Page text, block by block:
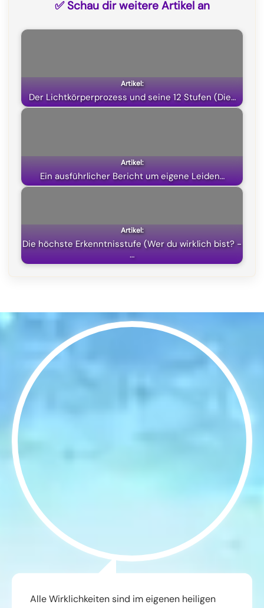
o
k
a
m
p
p
t
e
✅ Schau dir weitere Artikel an
Der Lichtkörperprozess und seine 12 Stufen (Die…
Ein ausführlicher Bericht um eigene Leiden…
Die höchste Erkenntnisstufe (Wer du wirklich bist? -
…
Alle Wirklichkeiten sind im eigenen heiligen